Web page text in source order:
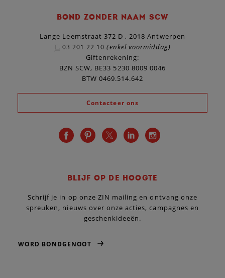
BOND ZONDER NAAM SCW
Lange Leemstraat 372 D , 2018 Antwerpen
T. 03 201 22 10 (enkel voormiddag)
Giftenrekening:
BZN SCW, BE33 5230 8009 0046
BTW 0469.514.642
Contacteer ons
BLIJF OP DE HOOGTE
Schrijf je in op onze ZIN mailing en ontvang onze
spreuken, nieuws over onze acties, campagnes en
geschenkideeën.
WORD BONDGENOOT